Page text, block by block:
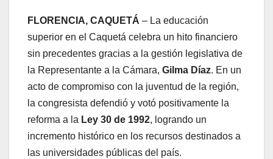
FLORENCIA, CAQUETÁ – La educación
superior en el Caquetá celebra un hito financiero
sin precedentes gracias a la gestión legislativa de
la Representante a la Cámara, Gilma Díaz. En un
acto de compromiso con la juventud de la región,
la congresista defendió y votó positivamente la
reforma a la Ley 30 de 1992, logrando un
incremento histórico en los recursos destinados a
las universidades públicas del país.